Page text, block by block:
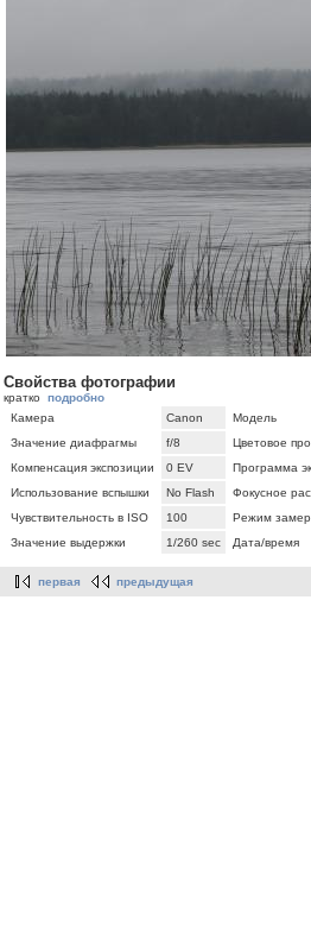
Свойства фотографии
кратко подробно
Камера
Canon
Модель
Значение диафрагмы
f/8
Цветовое
Компенсация экспозиции
0 EV
Программа
Использование вспышки
No Flash
Фокусное
Чувствительность в ISO
100
Режим
Значение выдержки
1/260 sec Дата/время
первая предыдущая